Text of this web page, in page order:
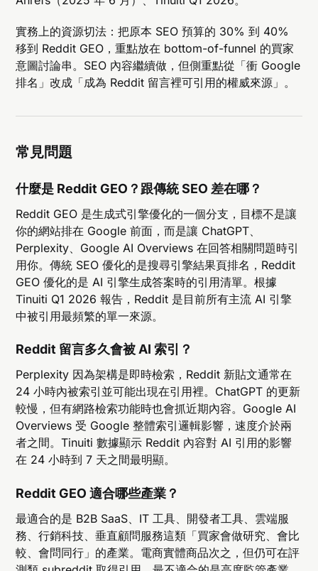
實務上的資源切法：把原本 SEO 預算的 30% 到 40%
移到 Reddit GEO，重點放在 bottom-of-funnel 的買家
意圖討論串。SEO 內容繼續做，但側重點從「衝 Google
排名」改成「成為 Reddit 留言裡可引用的權威來源」。
常見問題
什麼是 Reddit GEO？跟傳統 SEO 差在哪？
Reddit GEO 是生成式引擎優化的一個分支，目標不是讓
你的網站排在 Google 前面，而是讓 ChatGPT、
Perplexity、Google AI Overviews 在回答相關問題時引
用你。傳統 SEO 優化的是搜尋引擎結果頁排名，Reddit
GEO 優化的是 AI 引擎生成答案時的引用清單。根據
Tinuiti Q1 2026 報告，Reddit 是目前所有主流 AI 引擎
中被引用最頻繁的單一來源。
Reddit 留言多久會被 AI 索引？
Perplexity 因為架構是即時檢索，Reddit 新貼文通常在
24 小時內被索引並可能出現在引用裡。ChatGPT 的更新
較慢，但有網路檢索功能時也會抓近期內容。Google AI
Overviews 受 Google 整體索引邏輯影響，速度介於兩
者之間。Tinuiti 數據顯示 Reddit 內容對 AI 引用的影響
在 24 小時到 7 天之間最明顯。
Reddit GEO 適合哪些產業？
最適合的是 B2B SaaS、IT 工具、開發者工具、雲端服
務、行銷科技、垂直顧問服務這類「買家會做研究、會比
較、會問同行」的產業。電商實體商品次之，但仍可在評